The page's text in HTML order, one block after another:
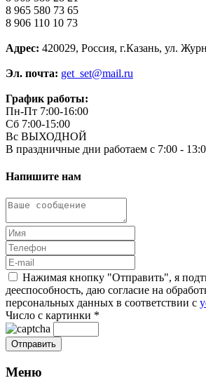
8 965 580 73 65
8 906 110 10 73
Адрес: 420029, Россия, г.Казань, ул.
Эл. почта: get_set@mail.ru
График работы:
Пн-Пт 7:00-16:00
Сб 7:00-15:00
Вс ВЫХОДНОЙ
В праздничные дни работаем с 7:00 -
Напишите нам
Нажимая кнопку "Отправить", я
дееспособность, даю согласие на
персональных данных в соответствии с
Число с картинки *
Меню